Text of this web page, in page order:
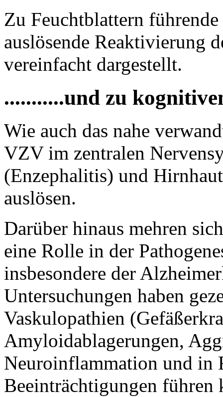
Zu Feuchtblattern
auslösende Reaktivierung
vereinfacht dargestellt.
...........und zu
Wie auch das nahe
VZV im zentralen
(Enzephalitis) und
auslösen.
Darüber hinaus mehren
eine Rolle in der
insbesondere der
Untersuchungen haben
Vaskulopathien
Amyloidablagerungen,
Neuroinflammation und in
Beeinträchtigungen führen